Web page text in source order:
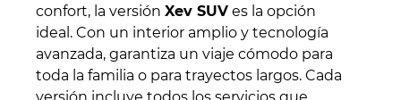
confort, la versión Xev SUV es la opción
ideal. Con un interior amplio y tecnología
avanzada, garantiza un viaje cómodo para
toda la familia o para trayectos largos. Cada